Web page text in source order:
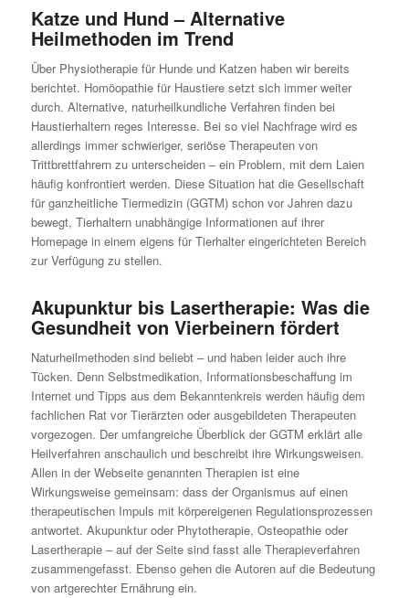
Katze und Hund – Alternative
Heilmethoden im Trend
Über Physiotherapie für Hunde und Katzen haben wir bereits
berichtet. Homöopathie für Haustiere setzt sich immer weiter
durch. Alternative, naturheilkundliche Verfahren finden bei
Haustierhaltern reges Interesse. Bei so viel Nachfrage wird es
allerdings immer schwieriger, seriöse Therapeuten von
Trittbrettfahrern zu unterscheiden – ein Problem, mit dem Laien
häufig konfrontiert werden. Diese Situation hat die Gesellschaft
für ganzheitliche Tiermedizin (GGTM) schon vor Jahren dazu
bewegt, Tierhaltern unabhängige Informationen auf ihrer
Homepage in einem eigens für Tierhalter eingerichteten Bereich
zur Verfügung zu stellen.
Akupunktur bis Lasertherapie: Was die
Gesundheit von Vierbeinern fördert
Naturheilmethoden sind beliebt – und haben leider auch ihre
Tücken. Denn Selbstmedikation, Informationsbeschaffung im
Internet und Tipps aus dem Bekanntenkreis werden häufig dem
fachlichen Rat vor Tierärzten oder ausgebildeten Therapeuten
vorgezogen. Der umfangreiche Überblick der GGTM erklärt alle
Heilverfahren anschaulich und beschreibt ihre Wirkungsweisen.
Allen in der Webseite genannten Therapien ist eine
Wirkungsweise gemeinsam: dass der Organismus auf einen
therapeutischen Impuls mit körpereigenen Regulationsprozessen
antwortet. Akupunktur oder Phytotherapie, Osteopathie oder
Lasertherapie – auf der Seite sind fasst alle Therapieverfahren
zusammengefasst. Ebenso gehen die Autoren auf die Bedeutung
von artgerechter Ernährung ein.